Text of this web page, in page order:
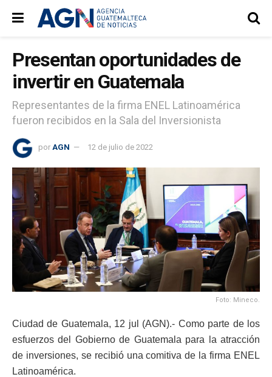
Presentan oportunidades de
invertir en Guatemala
Representantes de la firma ENEL Latinoamérica
fueron recibidos en la Sala del Inversionista
por AGN 12 de julio de 2022
Foto: Mineco.
Ciudad de Guatemala, 12 jul (AGN).- Como parte de los
esfuerzos del Gobierno de Guatemala para la atracción
de inversiones, se recibió una comitiva de la firma ENEL
Latinoamérica.